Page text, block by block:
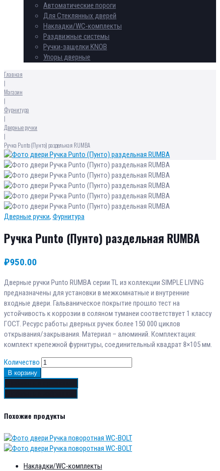
Автоматические пороги
Для Стеклянных дверей
Накладки/WC-комплекты
Раздвижные системы
Ручки-защелки KNOB
Упоры дверные
Главная
|
Магазин
|
Фурнитура
|
Дверные ручки
|
Ручка Punto (Пунто) раздельная RUMBA
Дверные ручки, Фурнитура
Ручка Punto (Пунто) раздельная RUMBA
₽950.00
Дверные ручки Punto RUMBA серии TL из коллекции SIMPLE LIVING
предназначены для установки в межкомнатные и внутренние
входные двери. Гальваническое покрытие прошло тест на
устойчивость к коррозии в соляном туманеи соответствует 1 классу
ГОСТ. Ресурс работы дверных ручек более 150 000 циклов
открывания/закрывания. Материал – алюминий. Комплектация:
комплект крепежной фурнитуры, соединительный квадрат 8×105 мм.
Количество
В корзину
Похожие продукты
Накладки/WC-комплекты